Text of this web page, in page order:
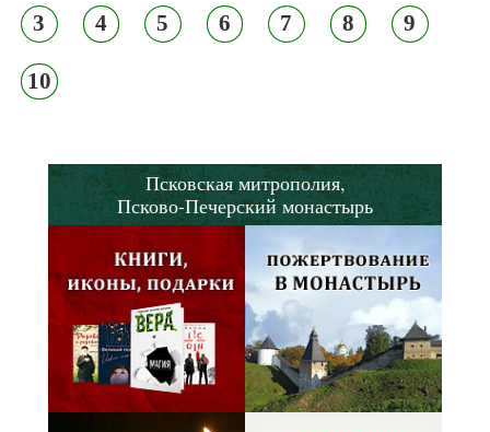
3 4 5 6 7 8 9
10
Псковская митрополия,
Псково-Печерский монастырь